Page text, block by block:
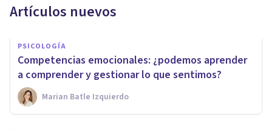
Artículos nuevos
PSICOLOGÍA
Competencias emocionales: ¿podemos aprender
a comprender y gestionar lo que sentimos?
Marian Batle Izquierdo